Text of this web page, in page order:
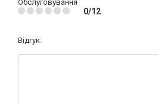
Обслуговування
0/12
Відгук: